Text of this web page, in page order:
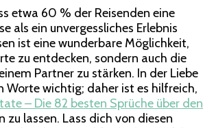
etwa 60 % der Reisenden eine
als ein unvergessliches Erlebnis
ist eine wunderbare Möglichkeit,
zu entdecken, sondern auch die
Partner zu stärken. In der Liebe
Worte wichtig; daher ist es hilfreich,
– Die 82 besten Sprüche über den
zu lassen. Lass dich von diesen